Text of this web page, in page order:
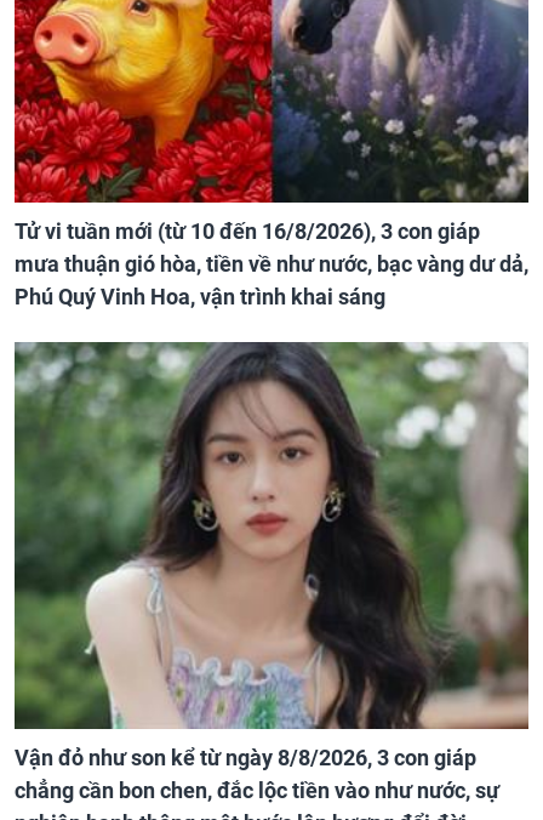
Tử vi tuần mới (từ 10 đến 16/8/2026), 3 con giáp
mưa thuận gió hòa, tiền về như nước, bạc vàng dư dả,
Phú Quý Vinh Hoa, vận trình khai sáng
Vận đỏ như son kể từ ngày 8/8/2026, 3 con giáp
chẳng cần bon chen, đắc lộc tiền vào như nước, sự